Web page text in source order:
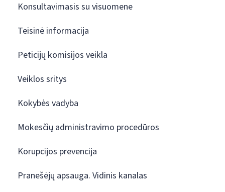
Konsultavimasis su visuomene
Teisinė informacija
Peticijų komisijos veikla
Veiklos sritys
Kokybės vadyba
Mokesčių administravimo procedūros
Korupcijos prevencija
Pranešėjų apsauga. Vidinis kanalas